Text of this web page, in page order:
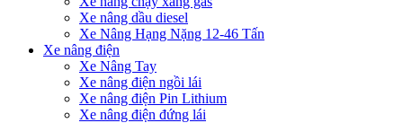
Xe nâng dầu diesel
Xe Nâng Hạng Nặng 12-46 Tấn
Xe nâng điện
Xe Nâng Tay
Xe nâng điện ngồi lái
Xe nâng điện Pin Lithium
Xe nâng điện đứng lái